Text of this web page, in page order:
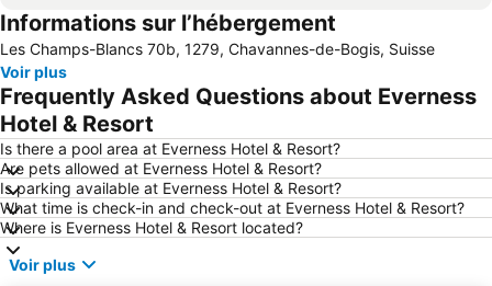
Plage d'Excenevex
Les Rousses
Marché de la Vieille-Ville
Vieille-Ville Annecy
La Givrine
Plainpalais
Eaux-Vives
Congress Center Beaulieu
Champel
Le Petit Pays - Hameau du Père Noël
Palais des Nations
Port d'Yvoire
Domaine Morzine - Les Gets
Centre
Les cascades du Hérisson
L'Arcadium
Informations sur l’hébergement
Les Champs-Blancs 70b, 1279, Chavannes-de-Bogis, Suisse
Voir plus
Frequently Asked Questions about Everness
Hotel & Resort
Is there a pool area at Everness Hotel & Resort?
Are pets allowed at Everness Hotel & Resort?
Is parking available at Everness Hotel & Resort?
What time is check-in and check-out at Everness Hotel & Resort?
Where is Everness Hotel & Resort located?
Voir plus